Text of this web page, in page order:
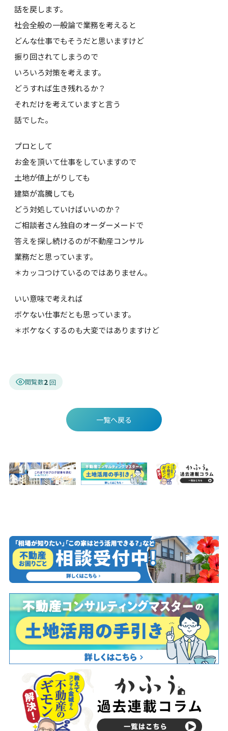
話を戻します。
社会全般の一般論で業務を考えると
どんな仕事でもそうだと思いますけど
振り回されてしまうので
いろいろ対策を考えます。
どうすれば生き残れるか？
それだけを考えていますと言う
話でした。
プロとして
お金を頂いて仕事をしていますので
土地が値上がりしても
建築が高騰しても
どう対処していけばいいのか？
ご相談者さん独自のオーダーメードで
答えを探し続けるのが不動産コンサル
業務だと思っています。
＊カッコつけているのではありません。
いい意味で考えれば
ボケない仕事だとも思っています。
＊ボケなくするのも大変ではありますけど
閲覧数2
一覧へ戻る